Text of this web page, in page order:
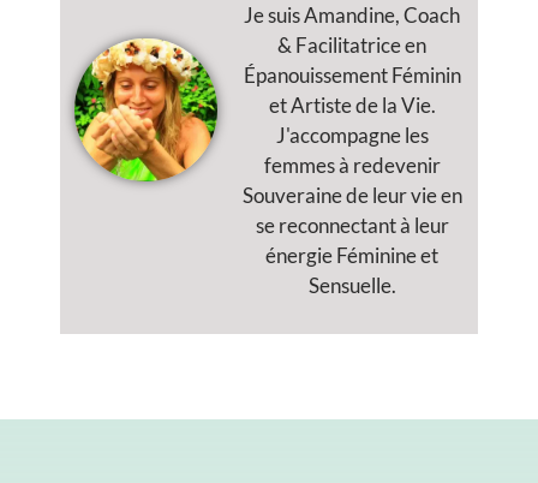
Je suis Amandine, Coach
& Facilitatrice en
Épanouissement Féminin
et Artiste de la Vie.
J'accompagne les
femmes à redevenir
Souveraine de leur vie en
se reconnectant à leur
énergie Féminine et
Sensuelle.